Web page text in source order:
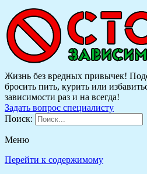
Жизнь без вредных привычек!
бросить пить, курить или
зависимости раз и на всегда!
Задать вопрос специалисту
Поиск:
Меню
Перейти к содержимому